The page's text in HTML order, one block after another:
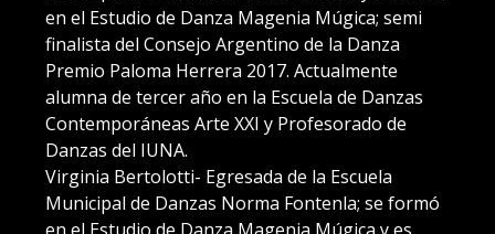
en el Estudio de Danza Magenia Múgica; semi
finalista del Consejo Argentino de la Danza
Premio Paloma Herrera 2017. Actualmente
alumna de tercer año en la Escuela de Danzas
Contemporáneas Arte XXI y Profesorado de
Danzas del IUNA.
Virginia Bertolotti- Egresada de la Escuela
Municipal de Danzas Norma Fontenla; se formó